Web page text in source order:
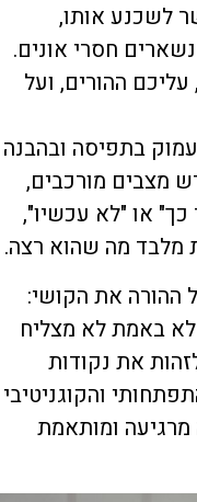
לשכנע אותו,
חסרי אונים.
ההורים, ועל
בתפיסה ובהבנה
מצבים מורכבים,
כך" או "לא עכשיו",
מלבד מה שהוא רצה.
ההורה את הקושי:
באמת לא מצליח
את נקודות
והקוגניטיבי
מרגיעה ומותאמת